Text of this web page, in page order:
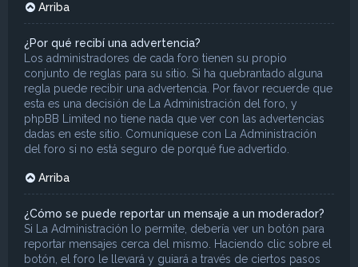
Arriba
¿Por qué recibí una advertencia?
Los administradores de cada foro tienen su propio
conjunto de reglas para su sitio. Si ha quebrantado alguna
regla puede recibir una advertencia. Por favor recuerde que
esta es una decisión de La Administración del foro, y
phpBB Limited no tiene nada que ver con las advertencias
dadas en este sitio. Comuníquese con La Administración
del foro si no está seguro de porqué fue advertido.
Arriba
¿Cómo se puede reportar un mensaje a un moderador?
Si La Administración lo permite, debería ver un botón para
reportar mensajes cerca del mismo. Haciendo clic sobre el
botón, el foro le llevará y guiará a través de ciertos pasos